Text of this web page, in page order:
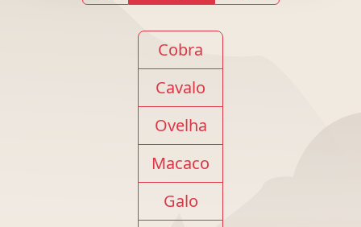
Cobra
Cavalo
Ovelha
Macaco
Galo